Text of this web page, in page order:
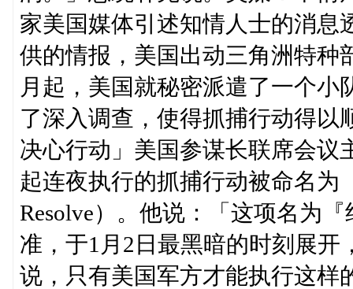
家美国媒体引述知情人士的消息
供的情报，美国出动三角洲特种
月起，美国就秘密派遣了一个
了深入调查，使得抓捕行动得以
决心行动」美国参谋长联席会议
起连夜执行的抓捕行动被命名为
Resolve）。他说：「这项名为
准，于1月2日最黑暗的时刻展
说，只有美国军方才能执行这样